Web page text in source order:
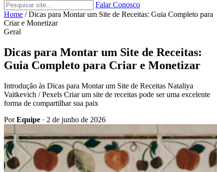
Falar Conosco
Home / Dicas para Montar um Site de Receitas: Guia Completo para
Criar e Monetizar
Geral
Dicas para Montar um Site de Receitas:
Guia Completo para Criar e Monetizar
Introdução às Dicas para Montar um Site de Receitas Nataliya
Vaitkevich / Pexels Criar um site de receitas pode ser uma excelente
forma de compartilhar sua paix
PorEquipe · 2 de junho de 2026